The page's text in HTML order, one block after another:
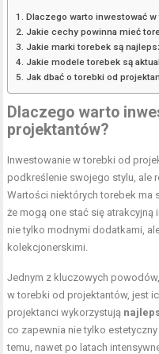
Dlaczego warto inwestować
Jakie cechy powinna mieć
Jakie marki torebek są
Jakie modele torebek są
Jak dbać o torebki od
Dlaczego warto
projektantów?
Inwestowanie w torebki od
podkreślenie swojego stylu, ale
Wartości niektórych torebek ma
że mogą one stać się
nie tylko modnymi dodatkami,
kolekcjonerskimi.
Jednym z kluczowych
w torebki od projektantów, jest
projektanci wykorzystują
co zapewnia nie tylko
temu, nawet po latach